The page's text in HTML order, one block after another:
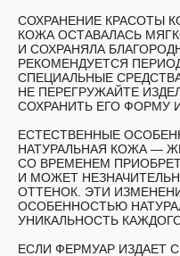
СОХРАНЕНИЕ КРАСОТЫ
КОЖА ОСТАВАЛАСЬ
И СОХРАНЯЛА
РЕКОМЕНДУЕТСЯ
СПЕЦИАЛЬНЫЕ
НЕ ПЕРЕГРУЖАЙТЕ
СОХРАНИТЬ ЕГО ФОРМУ
ЕСТЕСТВЕННЫЕ
НАТУРАЛЬНАЯ КОЖА —
СО ВРЕМЕНЕМ
И МОЖЕТ
ОТТЕНОК. ЭТИ
ОСОБЕННОСТЬЮ
УНИКАЛЬНОСТЬ
ЕСЛИ ФЕРМУАР ИЗДАЕТ